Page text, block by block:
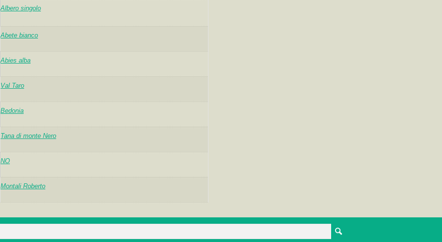
Albero singolo
Abete bianco
Abies alba
Val Taro
Bedonia
Tana di monte Nero
NO
Montali Roberto